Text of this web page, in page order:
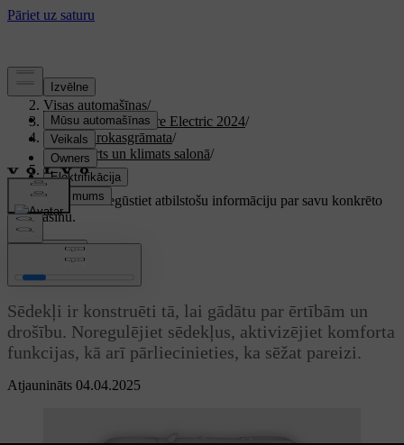
Atbalsts
Visas automašīnas/
XC40 Recharge Pure Electric 2024/
Lietotāja rokasgrāmata/
Komforts un klimats salonā/
Sēdekļi
Pielāgots atbalsts Iegūstiet atbilstošu informāciju par savu konkrēto
automašīnu.
Pierakstīties
Atjaunināts 04.04.2025
Sēdekļi
Sēdekļi ir konstruēti tā, lai gādātu par ērtībām un
drošību. Noregulējiet sēdekļus, aktivizējiet komforta
funkcijas, kā arī pārliecinieties, ka sēžat pareizi.